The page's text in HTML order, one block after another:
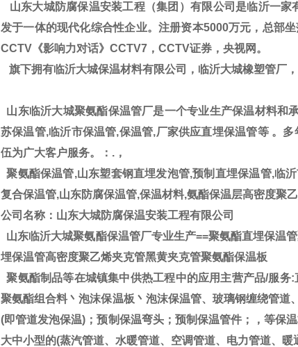
山东大城防腐保温安装工程（集团）有限公司是临沂一
发于一体的现代化综合性企业。注册资本5000万元，总部
CCTV《影响力对话》CCTV7，CCTV证券，央视网。
旗下拥有临沂大城保温材料有限公司，临沂大城橡塑管厂
山东临沂大城聚氨酯保温管厂是一个专业生产保温材料和
苏保温管,临沂市保温管,保温管,厂家供应直埋保温管等 。
伍为广大客户服务。：.，
聚氨酯保温管,山东塑套钢直埋发泡管,预制直埋保温管,临
复合保温管,山东防腐保温管,保温材料,氨酯保温层高密度聚
公司名称：山东大城防腐保温安装工程有限公司
山东临沂大城聚氨酯保温管厂专业生产==聚氨酯直埋保温
埋保温管高密度聚乙烯夹克管黑黄夹克管聚氨酯保温板
聚氨酯制品等在城镇集中供热工程中的应用主营产品/服务
聚氨酯组合料丶泡沫保温板丶泡沫保温管、玻璃钢缠绕管
(即管道发泡保温)；预制保温弯头；预制保温管件；，等保
大中小型的(蒸汽管道、水暖管道、空调管道、电力管道、